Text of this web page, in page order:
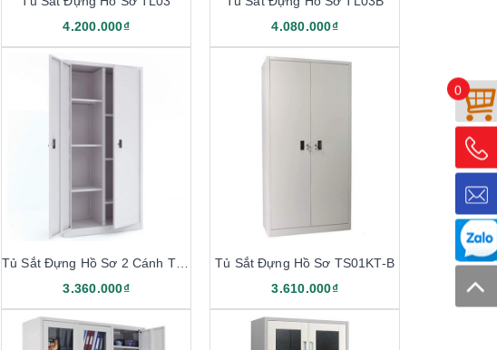
4.200.000₫
4.080.000₫
Tủ Sắt Đựng Hồ Sơ 2 Cánh TS01-KT
3.360.000₫
Tủ Sắt Đựng Hồ Sơ TS01KT-B
3.610.000₫
0